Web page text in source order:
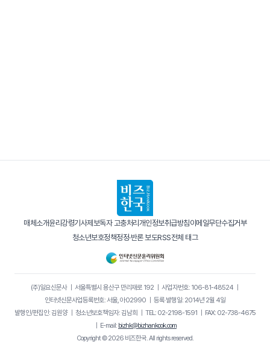
매체소개윤리강령기사제보독자 고충처리 개인정보취급방침이메일무단수집거부
청소년보호정책정정·반론 보도RSS전체 태그
(주)일요신문사｜ 서울특별시 용산구 만리재로 192｜ 사업자번호: 106-81-48524｜
인터넷신문사업등록번호: 서울, 아02990
등록·발행일: 2014년 2월 4일
발행인/편집인: 김원양｜ 청소년보호책임자: 김남희 TEL: 02-2198-1591
FAX: 02-738-4675
E-mail: bizhk@bizhankook.com
Copyright © 2026 비즈한국. All rights reserved.